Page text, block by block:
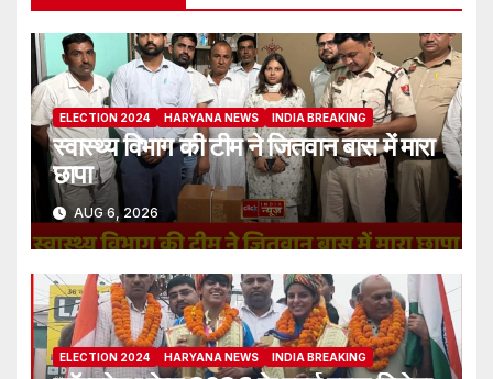
ELECTION 2024 HARYANA NEWS INDIA BREAKING
स्वास्थ्य विभाग की टीम ने जितवान बास में मारा
छापा
AUG 6, 2026
ELECTION 2024 HARYANA NEWS INDIA BREAKING